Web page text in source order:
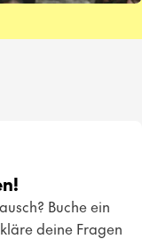
Buche ein
deine Fragen